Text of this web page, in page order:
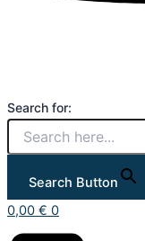
Search for:
Search Button
0,00 € 0